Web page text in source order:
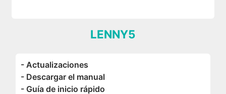
LENNY5
- Actualizaciones
- Descargar el manual
- Guía de inicio rápido